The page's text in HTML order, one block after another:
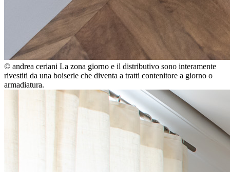
© andrea ceriani La zona giorno e il distributivo sono interamente
rivestiti da una boiserie che diventa a tratti contenitore a giorno o
armadiatura.